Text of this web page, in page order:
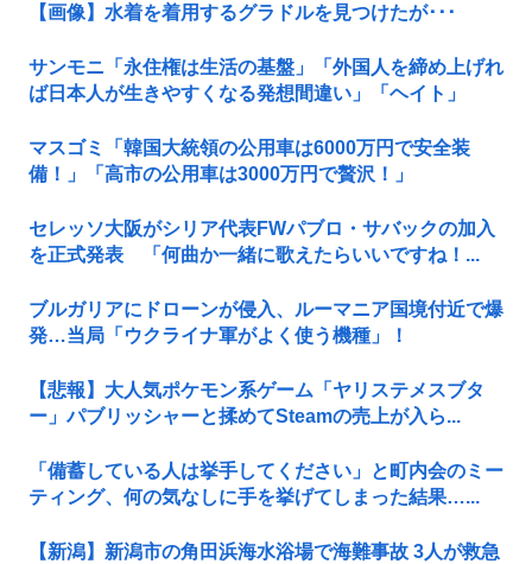
【画像】水着を着用するグラドルを見つけたが･･･
サンモニ「永住権は生活の基盤」「外国人を締め上げれ
ば日本人が生きやすくなる発想間違い」「ヘイト」
マスゴミ「韓国大統領の公用車は6000万円で安全装
備！」「高市の公用車は3000万円で贅沢！」
セレッソ大阪がシリア代表FWパブロ・サバックの加入
を正式発表 「何曲か一緒に歌えたらいいですね！...
ブルガリアにドローンが侵入、ルーマニア国境付近で爆
発…当局「ウクライナ軍がよく使う機種」！
【悲報】大人気ポケモン系ゲーム「ヤリステメスブタ
ー」パブリッシャーと揉めてSteamの売上が入ら...
「備蓄している人は挙手してください」と町内会のミー
ティング、何の気なしに手を挙げてしまった結果…...
【新潟】新潟市の角田浜海水浴場で海難事故 3人が救急